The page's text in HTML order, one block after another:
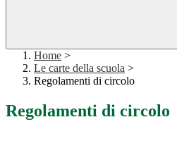
Home >
Le carte della scuola >
Regolamenti di circolo
Regolamenti di circolo